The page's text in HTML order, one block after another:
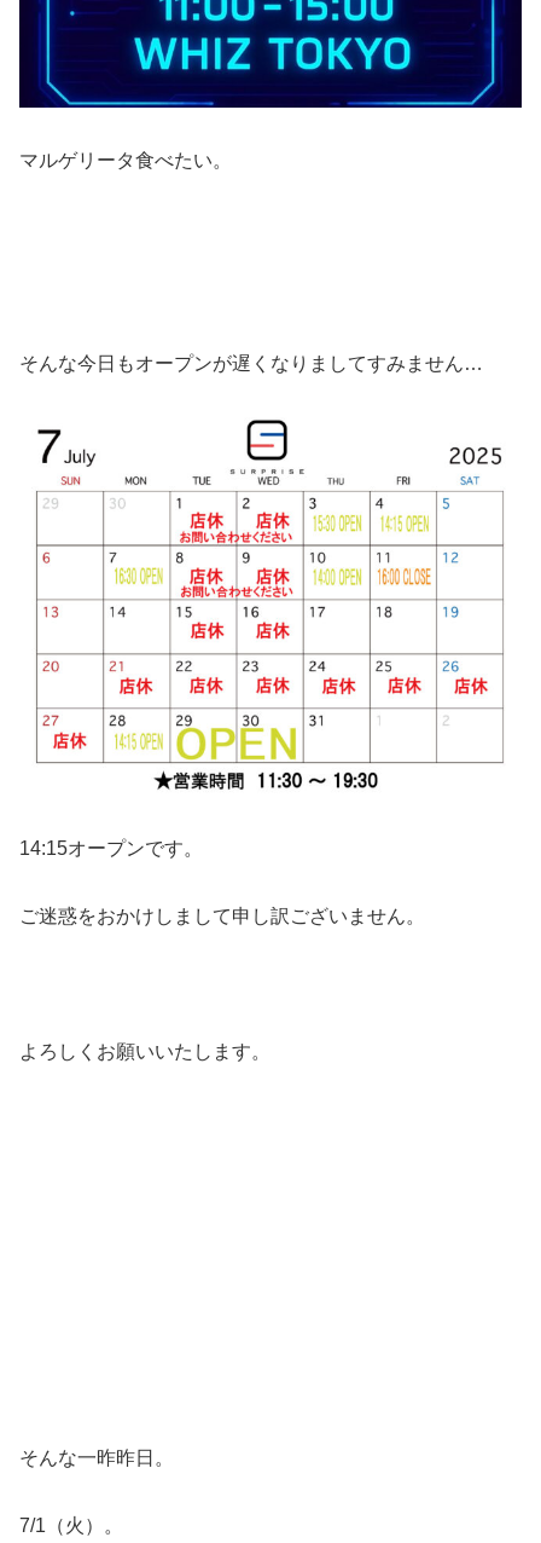
マルゲリータ食べたい。
そんな今日もオープンが遅くなりましてすみません…
14:15オープンです。
ご迷惑をおかけしまして申し訳ございません。
よろしくお願いいたします。
そんな一昨昨日。
7/1（火）。